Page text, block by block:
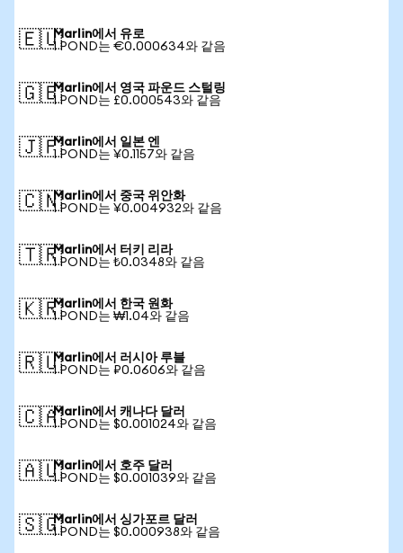
🇪🇺Marlin에서 유로
1 POND는 €0.000634와 같음
🇬🇧Marlin에서 영국 파운드 스털링
1 POND는 £0.000543와 같음
🇯🇵Marlin에서 일본 엔
1 POND는 ¥0.1157와 같음
🇨🇳Marlin에서 중국 위안화
1 POND는 ¥0.004932와 같음
🇹🇷Marlin에서 터키 리라
1 POND는 ₺0.0348와 같음
🇰🇷Marlin에서 한국 원화
1 POND는 ₩1.04와 같음
🇷🇺Marlin에서 러시아 루블
1 POND는 ₽0.0606와 같음
🇨🇦Marlin에서 캐나다 달러
1 POND는 $0.001024와 같음
🇦🇺Marlin에서 호주 달러
1 POND는 $0.001039와 같음
🇸🇬Marlin에서 싱가포르 달러
1 POND는 $0.000938와 같음